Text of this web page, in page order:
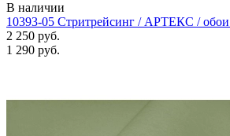
В наличии
10393-05 Стритрейсинг / АРТЕКС /
2 250 руб.
1 290 руб.